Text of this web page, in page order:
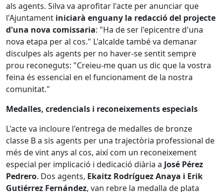
als agents. Silva va aprofitar l'acte per anunciar que
l'Ajuntament iniciarà enguany la redacció del projecte
d'una nova comissaria: "Ha de ser l'epicentre d'una
nova etapa per al cos." L'alcalde també va demanar
disculpes als agents per no haver-se sentit sempre
prou reconeguts: "Creieu-me quan us dic que la vostra
feina és essencial en el funcionament de la nostra
comunitat."
Medalles, credencials i reconeixements especials
L'acte va incloure l'entrega de medalles de bronze
classe B a sis agents per una trajectòria professional de
més de vint anys al cos, així com un reconeixement
especial per implicació i dedicació diària a José Pérez
Pedrero. Dos agents, Ekaitz Rodríguez Anaya i Erik
Gutiérrez Fernández, van rebre la medalla de plata